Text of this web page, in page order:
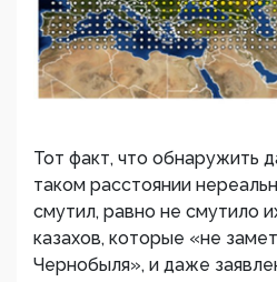
Тот факт, что обнаружить
таком расстоянии
смутил, равно не смутило
казахов, которые «не
Чернобыля», и даже